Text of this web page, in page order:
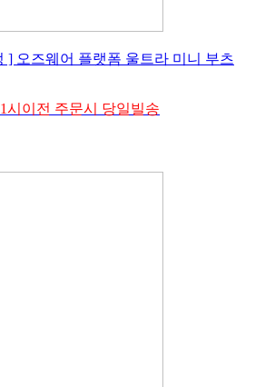
] 오즈웨어 플랫폼 울트라 미니 부츠
시이전 주문시 당일빌송